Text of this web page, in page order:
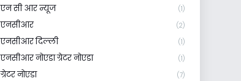
एन सी आर न्यूज (1)
एनसीआर (2)
एनसीआर दिल्ली (1)
एनसीआर नोएडा ग्रेटर नोएडा (1)
ग्रेटर नोएडा (7)